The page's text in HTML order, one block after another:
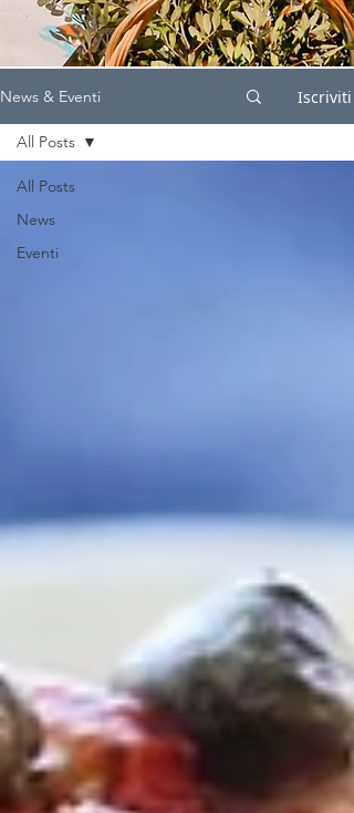
News & Eventi Iscriviti
All Posts
News
Eventi
All Posts